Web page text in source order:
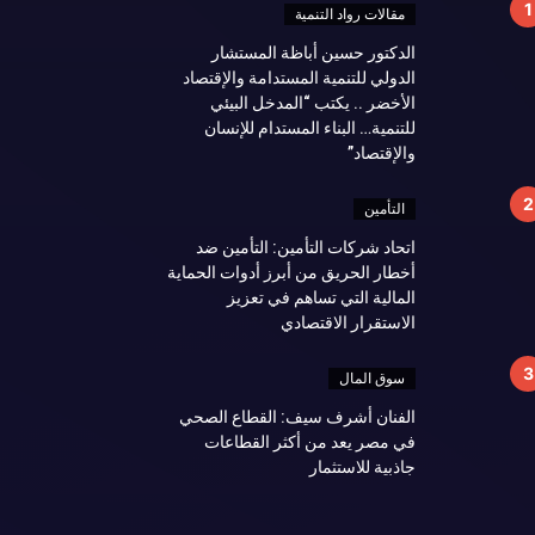
مقالات رواد التنمية
الدكتور حسين أباظة المستشار
الدولي للتنمية المستدامة والإقتصاد
الأخضر .. يكتب “المدخل البيئي
للتنمية… البناء المستدام للإنسان
والإقتصاد”
التأمين
اتحاد شركات التأمين: التأمين ضد
أخطار الحريق من أبرز أدوات الحماية
المالية التي تساهم في تعزيز
الاستقرار الاقتصادي
سوق المال
الفنان أشرف سيف: القطاع الصحي
في مصر يعد من أكثر القطاعات
جاذبية للاستثمار